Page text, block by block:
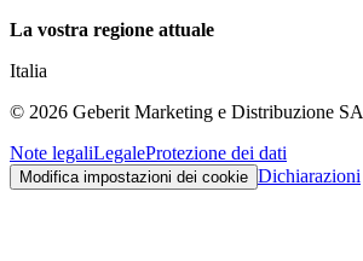
La vostra regione attuale
Italia
© 2026 Geberit Marketing e Distribuzione SA
Note legaliLegaleProtezione dei dati
Modifica impostazioni dei cookie Dichiarazioni